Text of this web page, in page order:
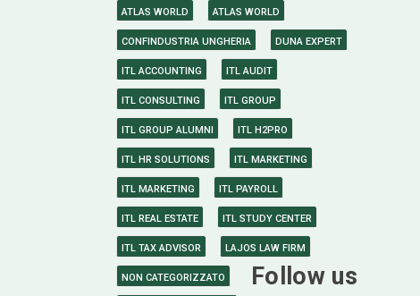
ATLAS WORLD ATLAS WORLD
CONFINDUSTRIA UNGHERIA DUNA EXPERT
ITL ACCOUNTING ITL AUDIT
ITL CONSULTING ITL GROUP
ITL GROUP ALUMNI ITL H2PRO
ITL HR SOLUTIONS ITL MARKETING
ITL MARKETING ITL PAYROLL
ITL REAL ESTATE ITL STUDY CENTER
ITL TAX ADVISOR LAJOS LAW FIRM
NON CATEGORIZZATO Follow us